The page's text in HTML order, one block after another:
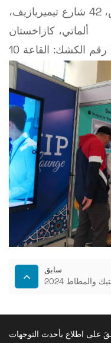
المكان: مركز أتاكينت للمعارض، 42 شارع تيميريازيف،
ألماتي، كازاخستان
سابق
والمطاط 2024